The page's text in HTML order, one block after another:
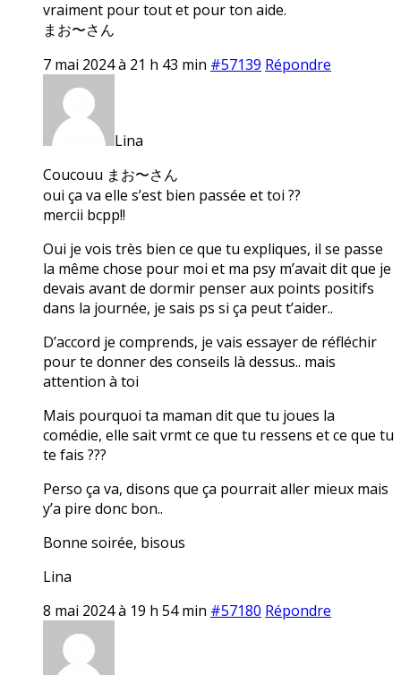
vraiment pour tout et pour ton aide.
まお〜さん
7 mai 2024 à 21 h 43 min #57139 Répondre
Lina
Coucouu まお〜さん
oui ça va elle s’est bien passée et toi ??
mercii bcpp!!
Oui je vois très bien ce que tu expliques, il se passe
la même chose pour moi et ma psy m’avait dit que je
devais avant de dormir penser aux points positifs
dans la journée, je sais ps si ça peut t’aider..
D’accord je comprends, je vais essayer de réfléchir
pour te donner des conseils là dessus.. mais
attention à toi
Mais pourquoi ta maman dit que tu joues la
comédie, elle sait vrmt ce que tu ressens et ce que tu
te fais ???
Perso ça va, disons que ça pourrait aller mieux mais
y’a pire donc bon..
Bonne soirée, bisous
Lina
8 mai 2024 à 19 h 54 min #57180 Répondre